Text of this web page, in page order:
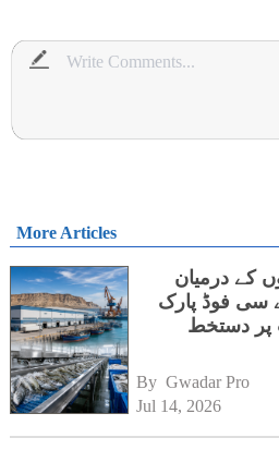
More Articles
کے درمیان
کے سی فوڈ پارک
پر دستخط
By Gwadar Pro
Jul 14, 2026